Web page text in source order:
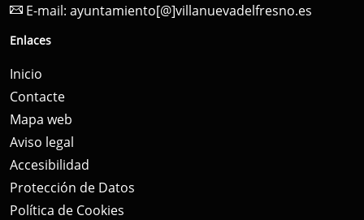
E-mail: ayuntamiento[@]villanuevadelfresno.es
Enlaces
Inicio
Contacte
Mapa web
Aviso legal
Accesibilidad
Protección de Datos
Política de Cookies